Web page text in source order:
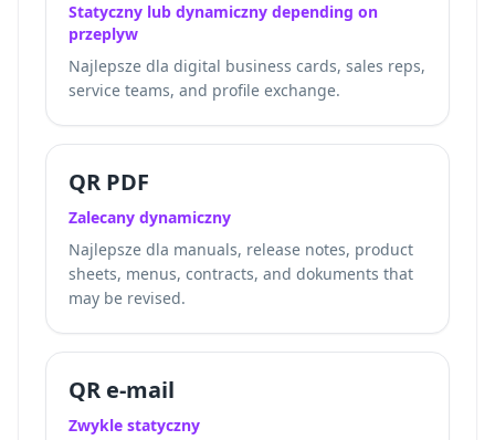
Statyczny lub dynamiczny depending on
przeplyw
Najlepsze dla digital business cards, sales reps,
service teams, and profile exchange.
QR PDF
Zalecany dynamiczny
Najlepsze dla manuals, release notes, product
sheets, menus, contracts, and dokuments that
may be revised.
QR e-mail
Zwykle statyczny